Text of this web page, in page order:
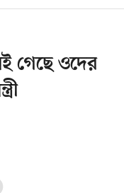
গেছে ওদের